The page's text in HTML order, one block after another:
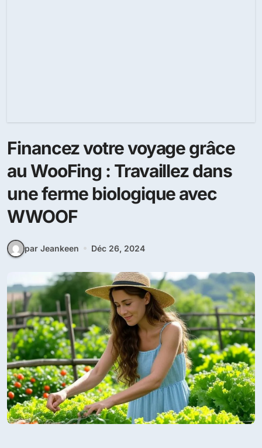
Financez votre voyage grâce
au WooFing : Travaillez dans
une ferme biologique avec
WWOOF
par Jeankeen Déc 26, 2024